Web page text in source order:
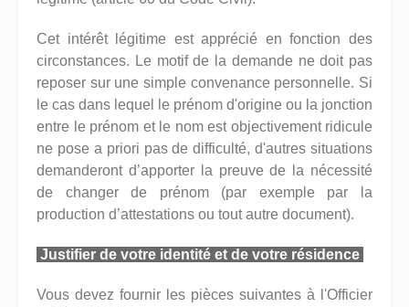
Cet intérêt légitime est apprécié en fonction des
circonstances. Le motif de la demande ne doit pas
reposer sur une simple convenance personnelle. Si
le cas dans lequel le prénom d'origine ou la jonction
entre le prénom et le nom est objectivement ridicule
ne pose a priori pas de difficulté, d'autres situations
demanderont d’apporter la preuve de la nécessité
de changer de prénom (par exemple par la
production d’attestations ou tout autre document).
Justifier de votre identité et de votre résidence
Vous devez fournir les pièces suivantes à l'Officier